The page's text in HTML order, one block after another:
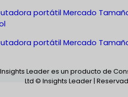
portátil Mercado Tamaño
portátil Mercado Tamaño
Insights Leader es un producto de
Ltd © Insights Leader |